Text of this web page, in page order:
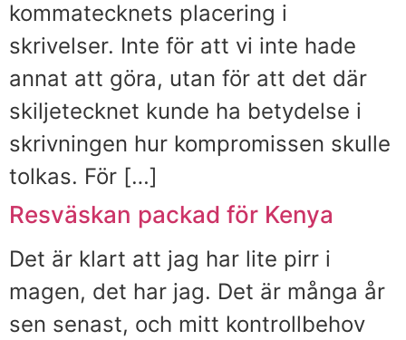
kommatecknets placering i
skrivelser. Inte för att vi inte hade
annat att göra, utan för att det där
skiljetecknet kunde ha betydelse i
skrivningen hur kompromissen skulle
tolkas. För […]
Resväskan packad för Kenya
Det är klart att jag har lite pirr i
magen, det har jag. Det är många år
sen senast, och mitt kontrollbehov